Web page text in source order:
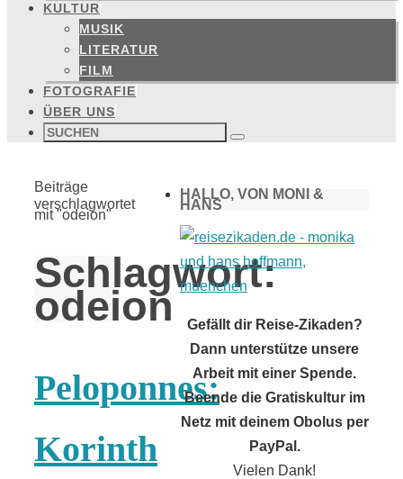
KULTUR
MUSIK
LITERATUR
FILM
FOTOGRAFIE
ÜBER UNS
Suchen
nach: Suchen
Start
Beiträge
verschlagwortet
mit "odeion"
Schlagwort:
odeion
Peloponnes:
Korinth
HALLO, VON MONI &
HANS
Gefällt dir Reise-Zikaden?
Dann unterstütze unsere
Arbeit mit einer Spende.
Beende die Gratiskultur im
Netz mit deinem Obolus per
PayPal.
Vielen Dank!